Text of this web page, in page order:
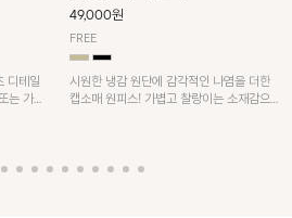
디테일
는 가디
49,000원
FREE
시원한 냉감 원단에 감각적인 나염을 더한
캡소매 원피스! 가볍고 찰랑이는 소재감으로